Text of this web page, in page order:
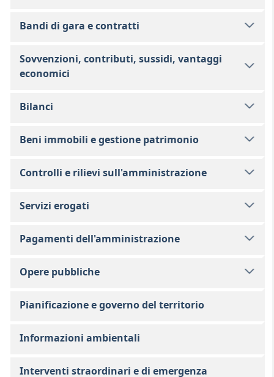
Bandi di gara e contratti
Sovvenzioni, contributi, sussidi, vantaggi
economici
Bilanci
Beni immobili e gestione patrimonio
Controlli e rilievi sull'amministrazione
Servizi erogati
Pagamenti dell'amministrazione
Opere pubbliche
Pianificazione e governo del territorio
Informazioni ambientali
Interventi straordinari e di emergenza